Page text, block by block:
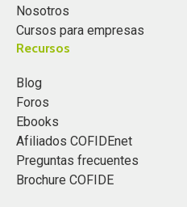
Nosotros
Cursos para empresas
Recursos
Blog
Foros
Ebooks
Afiliados COFIDEnet
Preguntas frecuentes
Brochure COFIDE